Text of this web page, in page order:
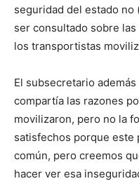
seguridad del estado no
ser consultado sobre
los transportistas
El subsecretario
compartía las razones
movilizaron, pero no la
satisfechos porque este
común, pero creemos
hacer ver esa